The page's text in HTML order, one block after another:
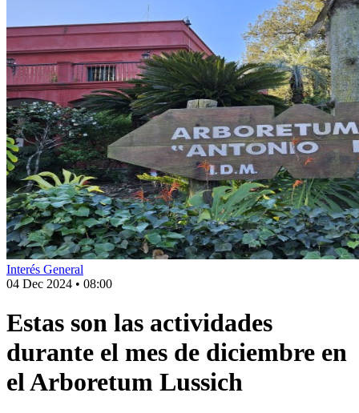
Interés General
04 Dec 2024 • 08:00
Estas son las actividades
durante el mes de diciembre en
el Arboretum Lussich